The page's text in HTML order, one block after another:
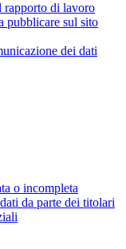
rapporto di lavoro
pubblicare sul sito
dei dati
o incompleta
da parte dei titolari